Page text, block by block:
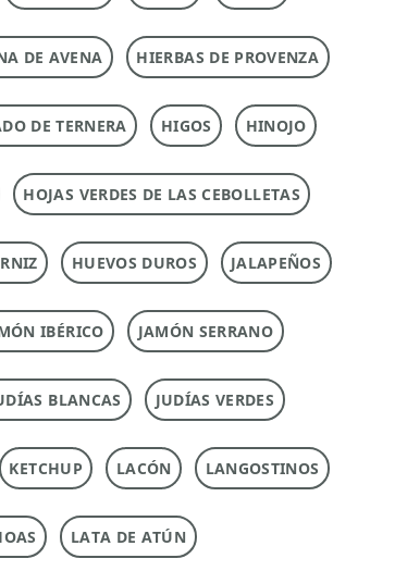
DE AVENA HIERBAS DE PROVENZA
DE TERNERA HIGOS HINOJO
HOJAS VERDES DE LAS CEBOLLETAS
HUEVOS DUROS JALAPEÑOS
IBÉRICO JAMÓN SERRANO
BLANCAS JUDÍAS VERDES
KETCHUP LACÓN LANGOSTINOS
LATA DE ATÚN